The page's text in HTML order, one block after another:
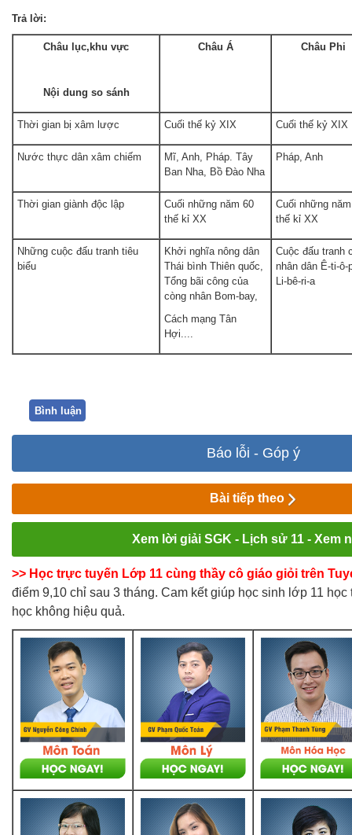
Trả lời:
Châu lục,khu vực
Nội dung so sánh
Châu Á Châu Phi
Thời gian bị xâm lược Cuối thế kỷ XIX Cuối thế kỷ XIX
Nước thực dân xâm chiếm
Mĩ, Anh, Pháp. Tây
Ban Nha, Bồ Đào Nha
Pháp, Anh
Thời gian giành độc lập
Cuối những năm 60
thế kỉ XX
Cuối những
thế kỉ XX
Những cuộc đấu tranh tiêu
biểu
Khởi nghĩa nông dân
Thái bình Thiên quốc,
Tổng bãi công của
còng nhân Bom-bay,
Cách mạng Tân
Hợi....
Cuộc đấu tranh
nhân dân Ê-ti-ô-
Li-bê-ri-a
Bình luận
Báo lỗi - Góp ý
Bài tiếp theo
Xem lời giải SGK - Lịch sử 11 - Xem
>> Học trực tuyến Lớp 11 cùng thầy cô giáo giỏi trên
điểm 9,10 chỉ sau 3 tháng. Cam kết giúp học sinh lớp 11 học
học không hiệu quả.